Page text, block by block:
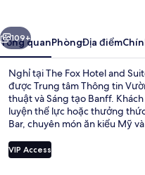
Suites
Tiếp
109+
Tổng quanPhòngĐịa điểm
Nghỉ tại The Fox Hotel and
được Trung tâm Thông tin
thuật và Sáng tạo Banff.
luyện thể lực hoặc thưởng
Bar, chuyên món ăn kiểu Mỹ
spa và phòng tắm hơi. Hồ bơi
được du khách đánh giá cao.
VIP Access